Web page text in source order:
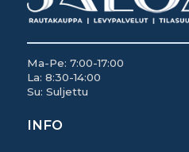
Ma-Pe: 7:00-17:00
La: 8:30-14:00
Su: Suljettu
INFO